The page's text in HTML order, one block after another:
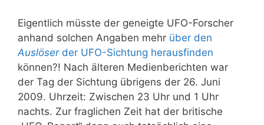
Eigentlich müsste der geneigte UFO-Forscher
anhand solchen Angaben mehr über den
Auslöserder UFO-Sichtung herausfinden
können?! Nach älteren Medienberichten war
der Tag der Sichtung übrigens der 26. Juni
2009. Uhrzeit: Zwischen 23 Uhr und 1 Uhr
nachts. Zur fraglichen Zeit hat der britische